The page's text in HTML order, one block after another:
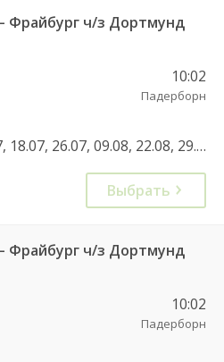
Фрайбург ч/з Дортмунд
10:02
Падерборн
27.06, 07.07, 04.07, 11.07, 18.07, 26.07, 09.08, 22.08, 29.08, 10.10, 05.06, 31.07, 10.07, 17.07
Выбрать
Фрайбург ч/з Дортмунд
10:02
Падерборн